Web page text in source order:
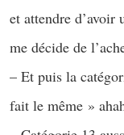
et attendre d’avoir
me décide de
– Et puis la
fait le même »